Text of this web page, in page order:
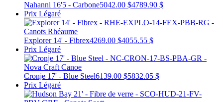
Nahanni 16'5 - Carbone5042.00 $4789.90 $
Prix Légaré
Explorer 14' - Fibrex4269.00 $4055.55 $
Prix Légaré
Cronje 17' - Blue Steel6139.00 $5832.05 $
Prix Légaré